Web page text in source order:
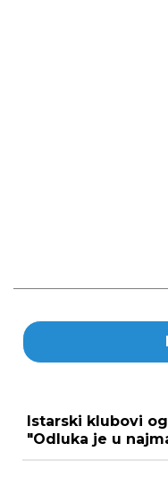
Istarski klubovi
"Odluka je u